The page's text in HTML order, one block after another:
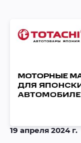
19 апреля 2024 г.